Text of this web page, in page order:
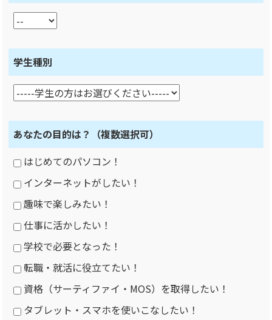
学生種別
あなたの目的は？
（複数選択可）
はじめてのパソコン！
インターネットがしたい！
趣味で楽しみたい！
仕事に活かしたい！
学校で必要となった！
転職・就活に役立てたい！
資格（サーティファイ・MOS）を取得したい！
タブレット・スマホを使いこなしたい！